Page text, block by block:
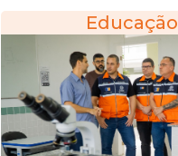
Educação